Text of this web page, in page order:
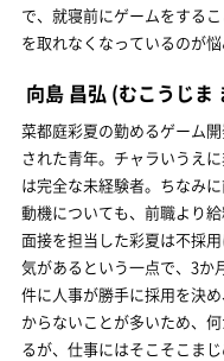
で、就寝前にゲームをする
を取れなくなっているのが悩
向島 昌弘 (むこうじま
菜都庭彩夏の勤めるゲーム
された青年。チャラいうえ
は完全な未経験者。ちなみ
動機についても、前職より
面接を担当した彩夏は不採
気があるという一点で、3か
件に人事が勝手に採用を決
からないことが多いため、
るが、仕事にはそこそこま